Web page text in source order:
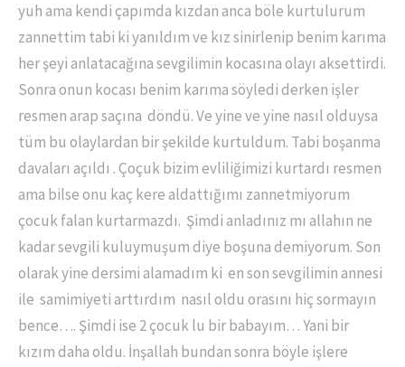
yuh ama kendi çapımda kızdan anca böle kurtulurum
zannettim tabi ki yanıldım ve kız sinirlenip benim karıma
her şeyi anlatacağına sevgilimin kocasına olayı aksettirdi.
Sonra onun kocası benim karıma söyledi derken işler
resmen arap saçına döndü. Ve yine ve yine nasıl olduysa
tüm bu olaylardan bir şekilde kurtuldum. Tabi boşanma
davaları açıldı . Çoçuk bizim evliliğimizi kurtardı resmen
ama bilse onu kaç kere aldattığımı zannetmiyorum
çocuk falan kurtarmazdı. Şimdi anladınız mı allahın ne
kadar sevgili kuluymuşum diye boşuna demiyorum. Son
olarak yine dersimi alamadım ki en son sevgilimin annesi
ile samimiyeti arttırdım nasıl oldu orasını hiç sormayın
bence…. Şimdi ise 2 çocuk lu bir babayım… Yani bir
kızım daha oldu. İnşallah bundan sonra böyle işlere